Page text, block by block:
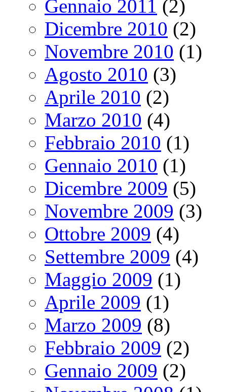
Gennaio 2011 (2)
Dicembre 2010 (2)
Novembre 2010 (1)
Agosto 2010 (3)
Aprile 2010 (2)
Marzo 2010 (4)
Febbraio 2010 (1)
Gennaio 2010 (1)
Dicembre 2009 (5)
Novembre 2009 (3)
Ottobre 2009 (4)
Settembre 2009 (4)
Maggio 2009 (1)
Aprile 2009 (1)
Marzo 2009 (8)
Febbraio 2009 (2)
Gennaio 2009 (2)